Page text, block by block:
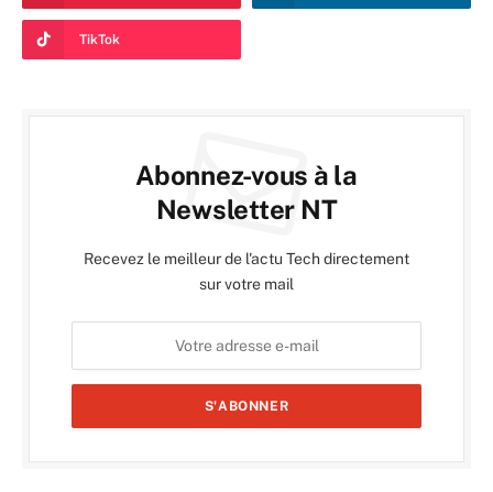
TikTok
Abonnez-vous à la
Newsletter NT
Recevez le meilleur de l'actu Tech directement
sur votre mail